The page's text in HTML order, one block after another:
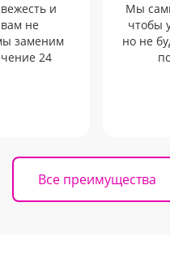
и
не
заменим
24
Мы
чтобы
но не
Все преимущества